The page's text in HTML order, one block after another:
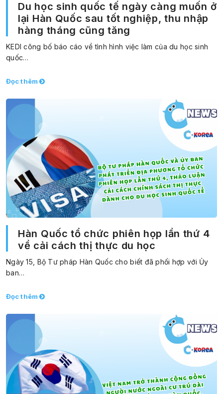
Du học sinh quốc tế ngày càng muốn ở
lại Hàn Quốc sau tốt nghiệp, thu nhập
hàng tháng cũng tăng
KEDI công bố báo cáo về tình hình việc làm của du học sinh
quốc…
Đọc thêm
Hàn Quốc tổ chức phiên họp lần thứ 4
về cải cách thị thực du học
Ngày 15, Bộ Tư pháp Hàn Quốc cho biết đã phối hợp với Ủy
ban…
Đọc thêm